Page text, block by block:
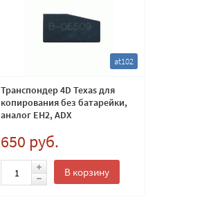
at102
Транспондер 4D Texas для
копирования без батарейки,
аналог EH2, ADX
650 руб.
В корзину